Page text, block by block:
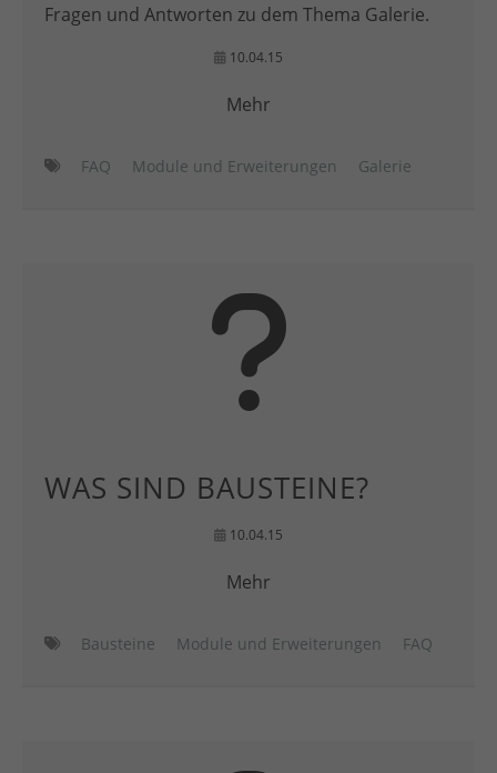
Fragen und Antworten zu dem Thema Galerie.
10.04.15
Mehr
FAQ Module und Erweiterungen Galerie
WAS SIND BAUSTEINE?
10.04.15
Mehr
Bausteine Module und Erweiterungen FAQ